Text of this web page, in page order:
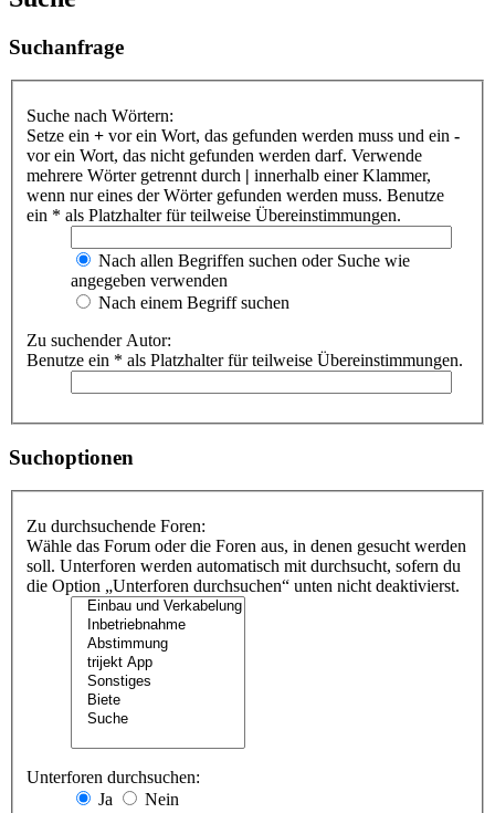
Suchanfrage
Suche nach Wörtern:
Setze ein + vor ein Wort, das gefunden werden muss und ein -
vor ein Wort, das nicht gefunden werden darf. Verwende
mehrere Wörter getrennt durch | innerhalb einer Klammer,
wenn nur eines der Wörter gefunden werden muss. Benutze
ein * als Platzhalter für teilweise Übereinstimmungen.
Nach allen Begriffen suchen oder Suche wie
angegeben verwenden
Nach einem Begriff suchen
Zu suchender Autor:
Benutze ein * als Platzhalter für teilweise Übereinstimmungen.
Suchoptionen
Zu durchsuchende Foren:
Wähle das Forum oder die Foren aus, in denen gesucht werden
soll. Unterforen werden automatisch mit durchsucht, sofern du
die Option „Unterforen durchsuchen“ unten nicht deaktivierst.
Unterforen durchsuchen:
Ja
Nein